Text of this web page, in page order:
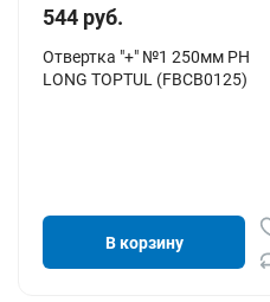
544 руб.
Отвертка "+" №1 250мм PH
LONG TOPTUL (FBCB0125)
В корзину